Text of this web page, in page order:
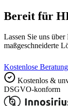
Bereit für
Lassen Sie uns
maßgeschneiderte
Kostenlose Beratung
Kostenlos &
DSGVO-konform